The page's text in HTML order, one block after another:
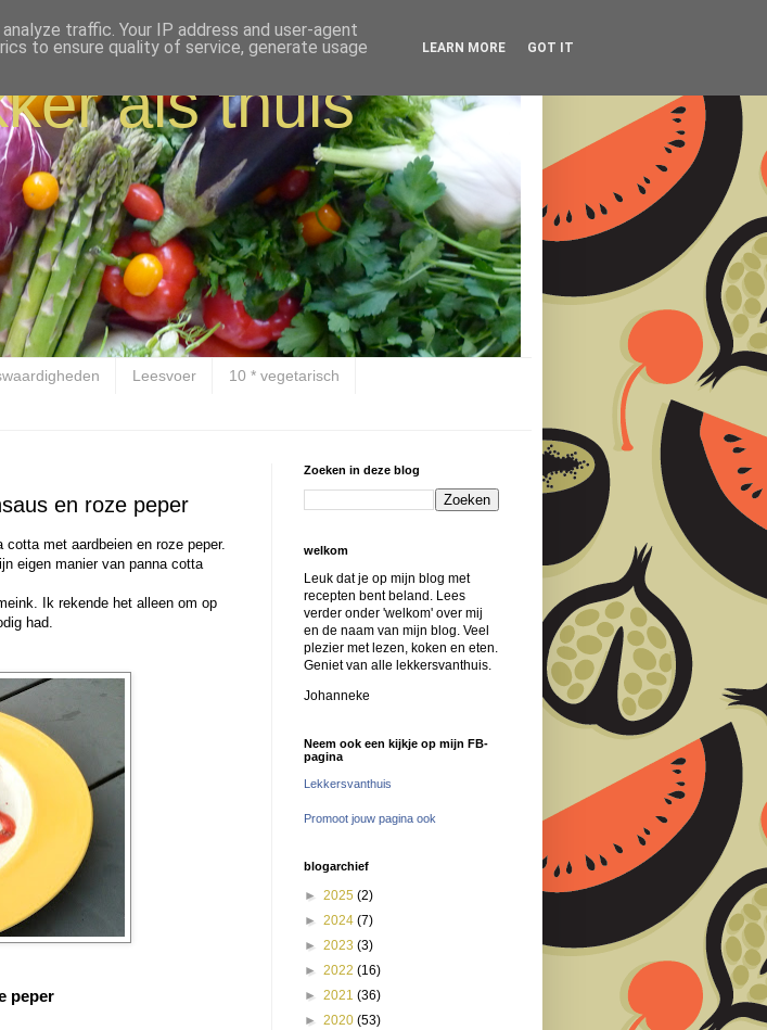
als thuis
Leesvoer 10 * vegetarisch
en roze peper
cotta met aardbeien en roze peper.
eigen manier van panna cotta
Ik rekende het alleen om op
had.
peper
Zoeken in deze blog
welkom
Leuk dat je op mijn blog met
recepten bent beland. Lees
verder onder 'welkom' over mij
en de naam van mijn blog. Veel
plezier met lezen, koken en eten.
Geniet van alle lekkersvanthuis.
Johanneke
Neem ook een kijkje op mijn FB-
pagina
Lekkersvanthuis
Promoot jouw pagina ook
blogarchief
► 2025 (2)
► 2024 (7)
► 2023 (3)
► 2022 (16)
► 2021 (36)
► 2020 (53)
traffic. Your IP address and user-agent
to ensure quality of service, generate usage
LEARN MORE GOT IT